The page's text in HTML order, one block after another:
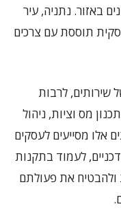
באזור. נתניה, עיר
תוססת עם צרכים
שירותים, לרבות
מס וציות, ניהול
אלו מסייעים לעסקים
לעמוד בתקנות
ולהבטיח את פעולתם